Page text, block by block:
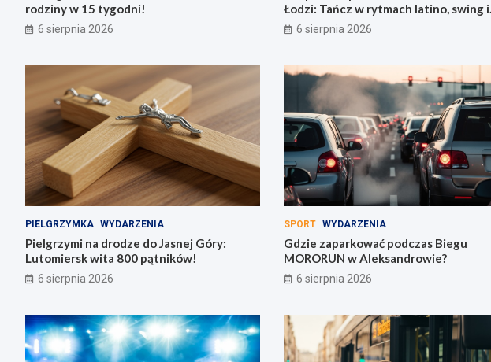
rodziny w 15 tygodni!
6 sierpnia 2026
Łodzi: Tańcz w rytmach latino, swing i
bachaty!
6 sierpnia 2026
PIELGRZYMKA WYDARZENIA
Pielgrzymi na drodze do Jasnej Góry:
Lutomiersk wita 800 pątników!
6 sierpnia 2026
SPORT WYDARZENIA
Gdzie zaparkować podczas Biegu
MORORUN w Aleksandrowie?
6 sierpnia 2026